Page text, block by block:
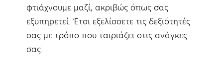
φτιάχνουμε μαζί, ακριβώς όπως σας
εξυπηρετεί. Έτσι εξελίσσετε τις δεξιότητές
σας με τρόπο που ταιριάζει στις ανάγκες
σας.